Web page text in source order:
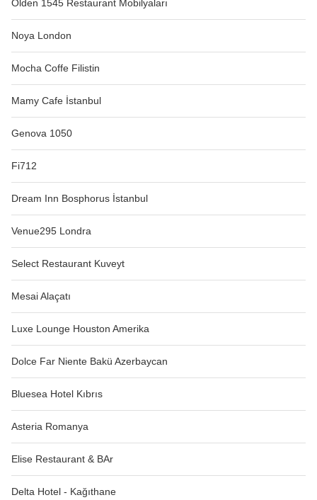
Olden 1545 Restaurant Mobilyaları
Noya London
Mocha Coffe Filistin
Mamy Cafe İstanbul
Genova 1050
Fi712
Dream Inn Bosphorus İstanbul
Venue295 Londra
Select Restaurant Kuveyt
Mesai Alaçatı
Luxe Lounge Houston Amerika
Dolce Far Niente Bakü Azerbaycan
Bluesea Hotel Kıbrıs
Asteria Romanya
Elise Restaurant & BAr
Delta Hotel - Kağıthane